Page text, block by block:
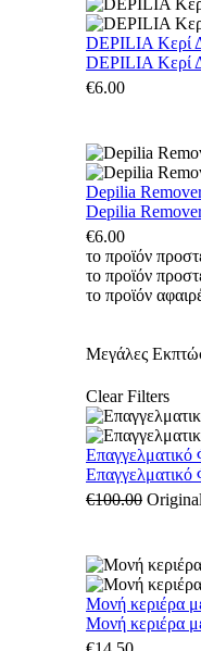
DEPILIA Κερί
DEPILIA Κερί
€6.00
Depilia
Depilia
€6.00
το προϊόν
το προϊόν
το προϊόν
Μεγάλες
Clear Filters
€100.00
Μονή κεριέρα
Μονή κεριέρα